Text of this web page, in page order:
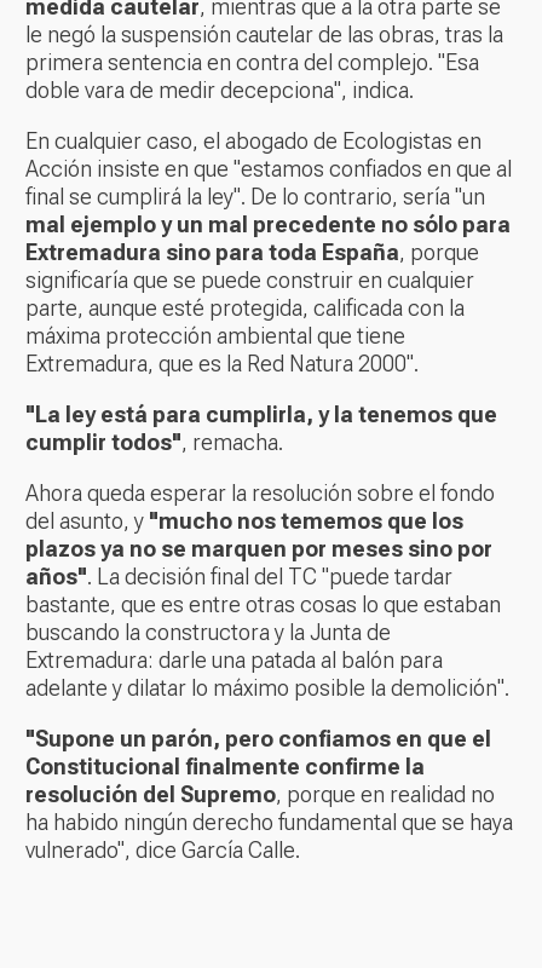
medida cautelar, mientras que a la otra parte se
le negó la suspensión cautelar de las obras, tras la
primera sentencia en contra del complejo. "Esa
doble vara de medir decepciona", indica.
En cualquier caso, el abogado de Ecologistas en
Acción insiste en que "estamos confiados en que al
final se cumplirá la ley". De lo contrario, sería "un
mal ejemplo y un mal precedente no sólo para
Extremadura sino para toda España, porque
significaría que se puede construir en cualquier
parte, aunque esté protegida, calificada con la
máxima protección ambiental que tiene
Extremadura, que es la Red Natura 2000".
"La ley está para cumplirla, y la tenemos que
cumplir todos", remacha.
Ahora queda esperar la resolución sobre el fondo
del asunto, y "mucho nos tememos que los
plazos ya no se marquen por meses sino por
años". La decisión final del TC "puede tardar
bastante, que es entre otras cosas lo que estaban
buscando la constructora y la Junta de
Extremadura: darle una patada al balón para
adelante y dilatar lo máximo posible la demolición".
"Supone un parón, pero confiamos en que el
Constitucional finalmente confirme la
resolución del Supremo, porque en realidad no
ha habido ningún derecho fundamental que se haya
vulnerado", dice García Calle.